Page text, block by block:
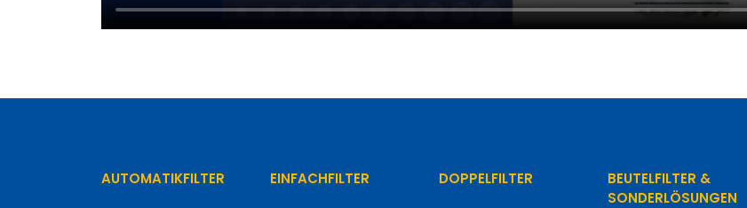
AUTOMATIKFILTER EINFACHFILTER DOPPELFILTER
BEUTELFILTER &
SONDERLÖSUNGEN